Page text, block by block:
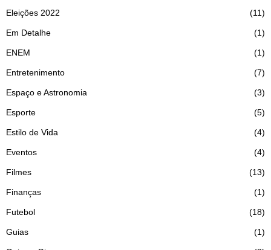
Eleições 2022 11
Em Detalhe 1
ENEM 1
Entretenimento 7
Espaço e Astronomia 3
Esporte 5
Estilo de Vida 4
Eventos 4
Filmes 13
Finanças 1
Futebol 18
Guias 1